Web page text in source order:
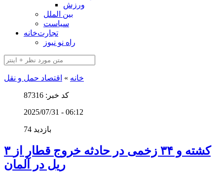
ورزش
بین الملل
سیاست
تجارت‌خانه
راه نو نیوز
خانه » اقتصاد حمل و نقل
کد خبر: 87316
2025/07/31 - 06:12
74 بازدید
۳ کشته و ۳۴ زخمی در حادثه خروج قطار از
ریل در آلمان